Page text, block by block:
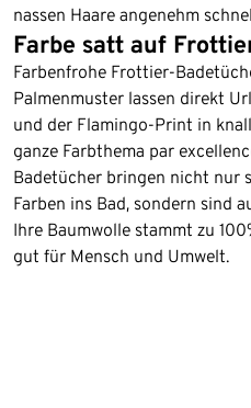
nassen Haare angenehm
Farbe satt auf
Farbenfrohe Frottier-
Palmenmuster lassen direkt
und der Flamingo-Print in
ganze Farbthema par
Badetücher bringen nicht nur
Farben ins Bad, sondern sind
Ihre Baumwolle stammt zu
gut für Mensch und Umwelt.